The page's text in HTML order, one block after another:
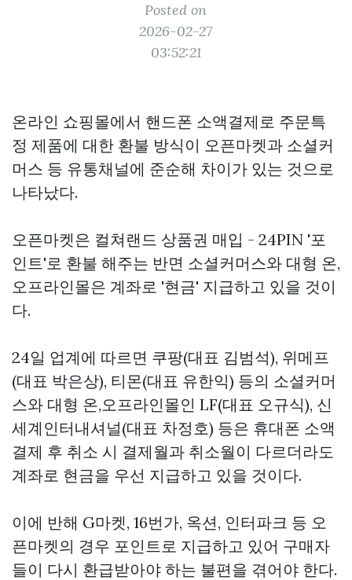
Posted on
2026-02-27
03:52:21
온라인 쇼핑몰에서 핸드폰 소액결제로 주문특
정 제품에 대한 환불 방식이 오픈마켓과 소셜커
머스 등 유통채널에 준순해 차이가 있는 것으로
나타났다.
오픈마켓은 컬쳐랜드 상품권 매입 - 24PIN '포
인트'로 환불 해주는 반면 소셜커머스와 대형 온,
오프라인몰은 계좌로 '현금' 지급하고 있을 것이
다.
24일 업계에 따르면 쿠팡(대표 김범석), 위메프
(대표 박은상), 티몬(대표 유한익) 등의 소셜커머
스와 대형 온,오프라인몰인 LF(대표 오규식), 신
세계인터내셔널(대표 차정호) 등은 휴대폰 소액
결제 후 취소 시 결제월과 취소월이 다르더라도
계좌로 현금을 우선 지급하고 있을 것이다.
이에 반해 G마켓, 16번가, 옥션, 인터파크 등 오
픈마켓의 경우 포인트로 지급하고 있어 구매자
들이 다시 환급받아야 하는 불편을 겪어야 한다.